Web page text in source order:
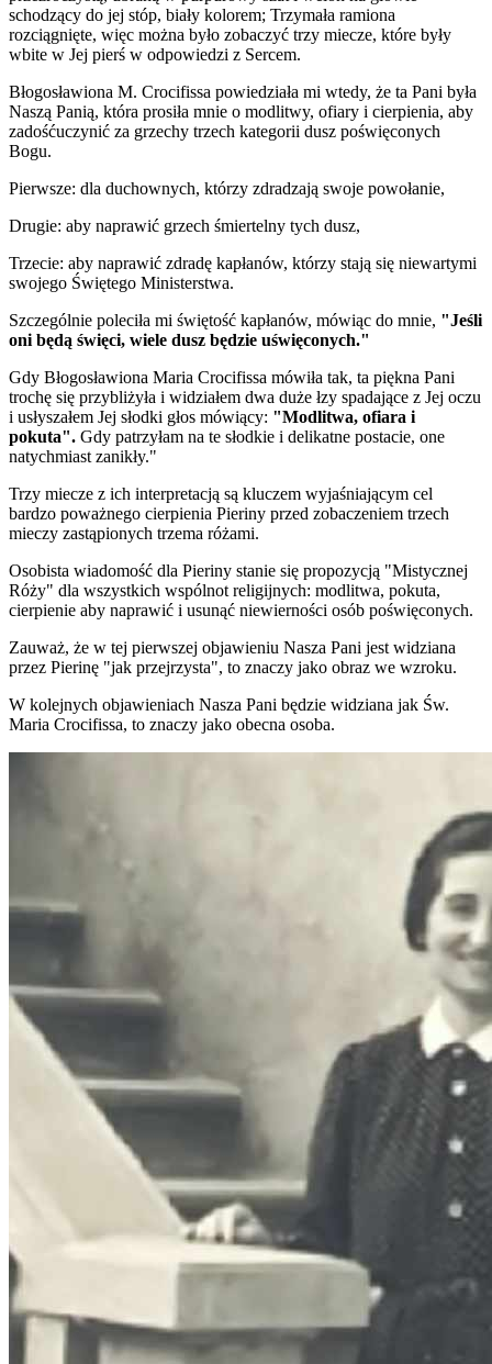
schodzący do jej stóp, biały kolorem; Trzymała ramiona
rozciągnięte, więc można było zobaczyć trzy miecze, które były
wbite w Jej pierś w odpowiedzi z Sercem.
Błogosławiona M. Crocifissa powiedziała mi wtedy, że ta Pani była
Naszą Panią, która prosiła mnie o modlitwy, ofiary i cierpienia, aby
zadośćuczynić za grzechy trzech kategorii dusz poświęconych
Bogu.
Pierwsze: dla duchownych, którzy zdradzają swoje powołanie,
Drugie: aby naprawić grzech śmiertelny tych dusz,
Trzecie: aby naprawić zdradę kapłanów, którzy stają się niewartymi
swojego Świętego Ministerstwa.
Szczególnie poleciła mi świętość kapłanów, mówiąc do mnie, "Jeśli
oni będą święci, wiele dusz będzie uświęconych."
Gdy Błogosławiona Maria Crocifissa mówiła tak, ta piękna Pani
trochę się przybliżyła i widziałem dwa duże łzy spadające z Jej oczu
i usłyszałem Jej słodki głos mówiący: "Modlitwa, ofiara i
pokuta". Gdy patrzyłam na te słodkie i delikatne postacie, one
natychmiast zanikły."
Trzy miecze z ich interpretacją są kluczem wyjaśniającym cel
bardzo poważnego cierpienia Pieriny przed zobaczeniem trzech
mieczy zastąpionych trzema różami.
Osobista wiadomość dla Pieriny stanie się propozycją "Mistycznej
Róży" dla wszystkich wspólnot religijnych: modlitwa, pokuta,
cierpienie aby naprawić i usunąć niewierności osób poświęconych.
Zauważ, że w tej pierwszej objawieniu Nasza Pani jest widziana
przez Pierinę "jak przejrzysta", to znaczy jako obraz we wzroku.
W kolejnych objawieniach Nasza Pani będzie widziana jak Św.
Maria Crocifissa, to znaczy jako obecna osoba.